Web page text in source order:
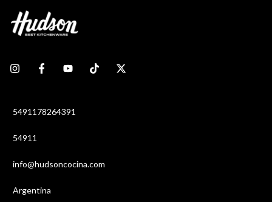
5491178264391
54911
info@hudsoncocina.com
Argentina